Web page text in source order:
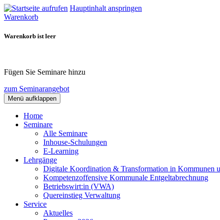
Hauptinhalt anspringen
Warenkorb
Warenkorb ist leer
Fügen Sie Seminare hinzu
zum Seminarangebot
Menü aufklappen
Home
Seminare
Alle Seminare
Inhouse-Schulungen
E-Learning
Lehrgänge
Digitale Koordination & Transformation in Kommunen
Kompetenzoffensive Kommunale Entgeltabrechnung
Betriebswirt:in (VWA)
Quereinstieg Verwaltung
Service
Aktuelles